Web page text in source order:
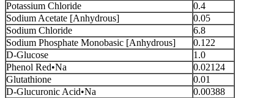
Potassium Chloride
0.4
Sodium Acetate [Anhydrous]
0.05
Sodium Chloride
6.8
Sodium Phosphate Monobasic [Anhydrous]
0.122
D-Glucose
1.0
Phenol Red•Na
0.02124
Glutathione
0.01
D-Glucuronic Acid•Na
0.00388